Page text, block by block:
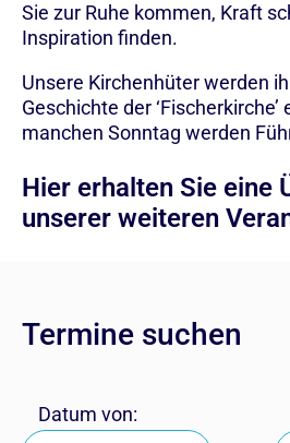
Sie zur Ruhe kommen, Kraft
Inspiration finden.
Unsere Kirchenhüter werden
Geschichte der ‘Fischerkirche’
manchen Sonntag werden
Hier erhalten Sie eine
unserer weiteren
Termine suchen
Datum von: